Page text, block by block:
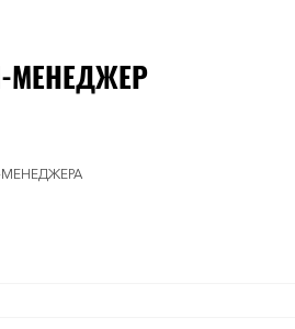
МЕНЕДЖЕР
МЕНЕДЖЕРА